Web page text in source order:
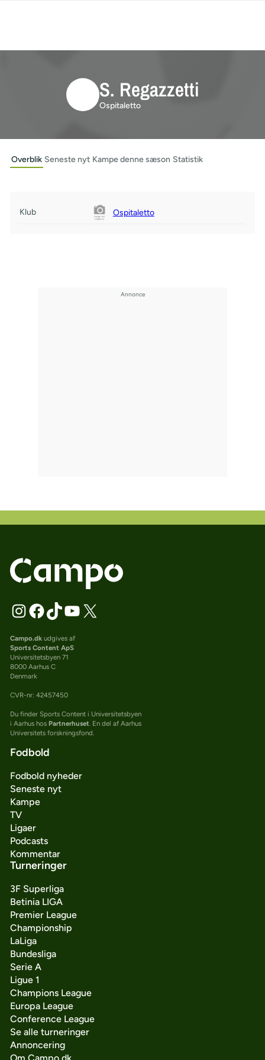
S. Regazzetti
Ospitaletto
Overblik Seneste nyt Kampe denne sæson Statistik
Klub Ospitaletto
Campo.dkudgives af
Sports Content ApS
Universitetsbyen 71
8000 Aarhus C
Denmark
CVR-nr: 42457450
Du finder Sports Content i Universitetsbyen
i Aarhus hos Partnerhuset. En del af Aarhus
Universitets forskningsfond.
Fodbold
Fodbold nyheder
Seneste nyt
Kampe
TV
Ligaer
Podcasts
Kommentar
Turneringer
3F Superliga
Betinia LIGA
Premier League
Championship
LaLiga
Bundesliga
Serie A
Ligue 1
Champions League
Europa League
Conference League
Se alle turneringer
Annoncering